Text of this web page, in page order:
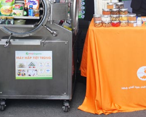
Bí quyết bứt phá doanh
thu nhờ máy hấp ủ đa
năng VinaOrganic
31 Tháng 7, 2026
Đầu tư dây chuyền sản
xuất muối VinaOrganic –
Nâng cao năng lực sản